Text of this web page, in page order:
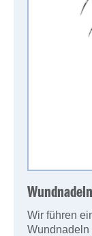
Wundnadeln
Wir führen
Wundnadeln